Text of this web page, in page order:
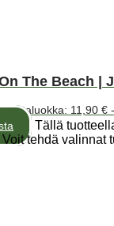
The Beach |
Hintaluokka: 11,90 €
Tällä
tehdä valinnat